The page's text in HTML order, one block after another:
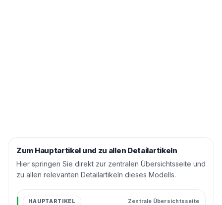
Zum Hauptartikel und zu allen Detailartikeln
Hier springen Sie direkt zur zentralen Übersichtsseite und
zu allen relevanten Detailartikeln dieses Modells.
HAUPTARTIKEL Zentrale Übersichtsseite